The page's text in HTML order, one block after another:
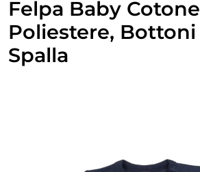
Felpa Baby Cotone
Poliestere, Bottoni
Spalla